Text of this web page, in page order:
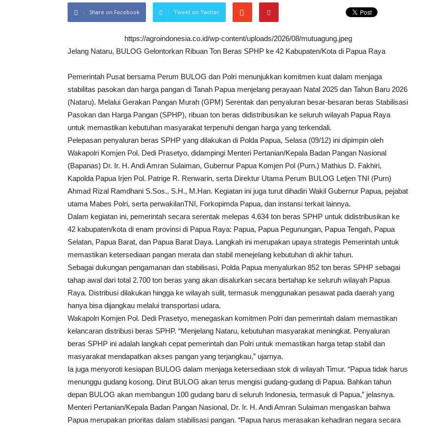
Share on Facebook Tweet on Twitter
https://agroindonesia.co.id/wp-content/uploads/2026/08/mutuagung.jpeg
Jelang Nataru, BULOG Gelontorkan Ribuan Ton Beras SPHP ke 42 Kabupaten/Kota di Papua Raya
Pemerintah Pusat bersama Perum BULOG dan Polri menunjukkan komitmen kuat dalam menjaga
stabilitas pasokan dan harga pangan di Tanah Papua menjelang perayaan Natal 2025 dan Tahun Baru 2026
(Nataru). Melalui Gerakan Pangan Murah (GPM) Serentak dan penyaluran besar-besaran beras Stabilisasi
Pasokan dan Harga Pangan (SPHP), ribuan ton beras didistribusikan ke seluruh wilayah Papua Raya
untuk memastikan kebutuhan masyarakat terpenuhi dengan harga yang terkendali.
Pelepasan penyaluran beras SPHP yang dilakukan di Polda Papua, Selasa (09/12) ini dipimpin oleh
Wakapolri Komjen Pol. Dedi Prasetyo, didampingi Menteri Pertanian/Kepala Badan Pangan Nasional
(Bapanas) Dr. Ir. H. Andi Amran Sulaiman, Gubernur Papua Komjen Pol (Purn.) Mathius D. Fakhiri,
Kapolda Papua Irjen Pol. Patrige R. Renwarin, serta Direktur Utama Perum BULOG Letjen TNI (Purn)
Ahmad Rizal Ramdhani S.Sos., S.H., M.Han. Kegiatan ini juga turut dihadiri Wakil Gubernur Papua, pejabat
utama Mabes Polri, serta perwakilanTNI, Forkopimda Papua, dan instansi terkait lainnya.
Dalam kegiatan ini, pemerintah secara serentak melepas 4.634 ton beras SPHP untuk didistribusikan ke
42 kabupaten/kota di enam provinsi di Papua Raya: Papua, Papua Pegunungan, Papua Tengah, Papua
Selatan, Papua Barat, dan Papua Barat Daya. Langkah ini merupakan upaya strategis Pemerintah untuk
memastikan ketersediaan pangan merata dan stabil menejelang kebutuhan di akhir tahun.
Sebagai dukungan pengamanan dan stabilisasi, Polda Papua menyalurkan 852 ton beras SPHP sebagai
tahap awal dari total 2.700 ton beras yang akan disalurkan secara bertahap ke seluruh wilayah Papua
Raya. Distribusi dilakukan hingga ke wilayah sulit, termasuk menggunakan pesawat pada daerah yang
hanya bisa dijangkau melalui transportasi udara.
Wakapolri Komjen Pol. Dedi Prasetyo, menegaskan komitmen Polri dan pemerintah dalam memastikan
kelancaran distribusi beras SPHP. “Menjelang Nataru, kebutuhan masyarakat meningkat. Penyaluran
beras SPHP ini adalah langkah cepat pemerintah dan Polri untuk memastikan harga tetap stabil dan
masyarakat mendapatkan akses pangan yang terjangkau,” ujarnya.
Ia juga menyoroti kesiapan BULOG dalam menjaga ketersediaan stok di wilayah Timur. “Papua tidak harus
menunggu gudang kosong. Dirut BULOG akan terus mengisi gudang-gudang di Papua. Bahkan tahun
depan BULOG akan membangun 100 gudang baru di seluruh Indonesia, termasuk di Papua,” jelasnya.
Menteri Pertanian/Kepala Badan Pangan Nasional, Dr. Ir. H. Andi Amran Sulaiman mengaskan bahwa
Papua merupakan prioritas dalam stabilisasi pangan. “Papua harus merasakan kehadiran negara secara